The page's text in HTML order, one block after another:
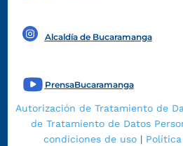
Alcaldía de Bucaramanga
PrensaBucaramanga
Autorización de Tratamiento de
de Tratamiento de Datos
condiciones de uso |